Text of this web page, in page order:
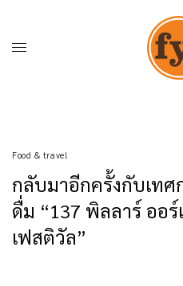
Food & travel
กลับมาอีกครั้งกับเทศ
ดื่ม “137 พิลลาร์ ออ
เฟสติวัล”